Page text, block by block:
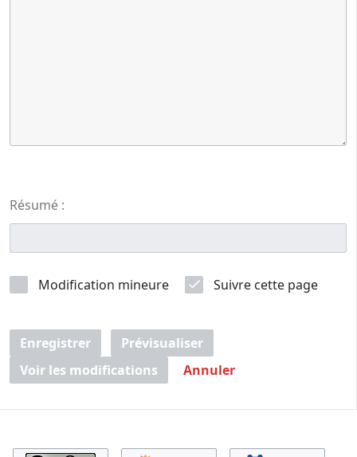
Résumé :
Modification mineure Suivre cette page
Enregistrer
Prévisualiser
Voir les modifications
Annuler